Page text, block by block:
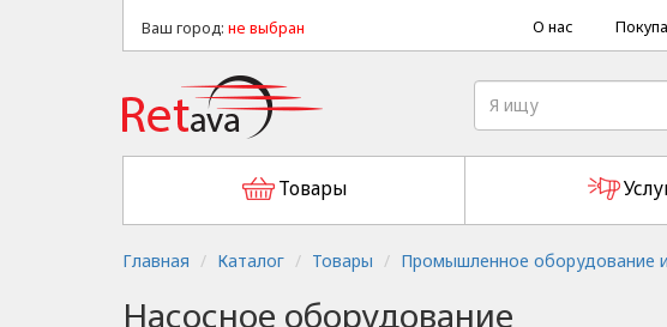
Ваш город: не выбран О нас
Товары
Главная Каталог Товары Промышленное оборудование
Насосное оборудование